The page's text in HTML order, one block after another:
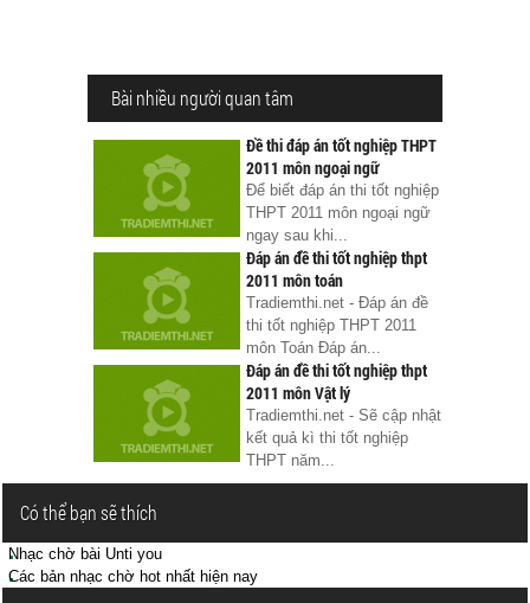
Bài nhiều người quan tâm
Đề thi đáp án tốt nghiệp THPT
2011 môn ngoại ngữ
Để biết đáp án thi tốt nghiệp
THPT 2011 môn ngoại ngữ
ngay sau khi...
Đáp án đề thi tốt nghiệp thpt
2011 môn toán
Tradiemthi.net - Đáp án đề
thi tốt nghiệp THPT 2011
môn Toán Đáp án...
Đáp án đề thi tốt nghiệp thpt
2011 môn Vật lý
Tradiemthi.net - Sẽ cập nhật
kết quả kì thi tốt nghiệp
THPT năm...
Có thể bạn sẽ thích
Nhạc chờ bài Unti you
Các bản nhạc chờ hot nhất hiện nay